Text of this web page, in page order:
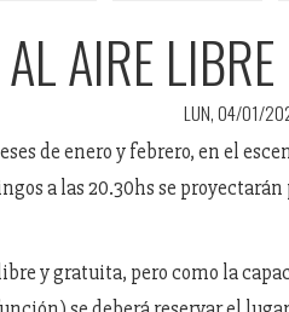
AIRE
LUN, 04/01/
de enero y febrero, en el
a las 20.30hs se
y gratuita, pero como la